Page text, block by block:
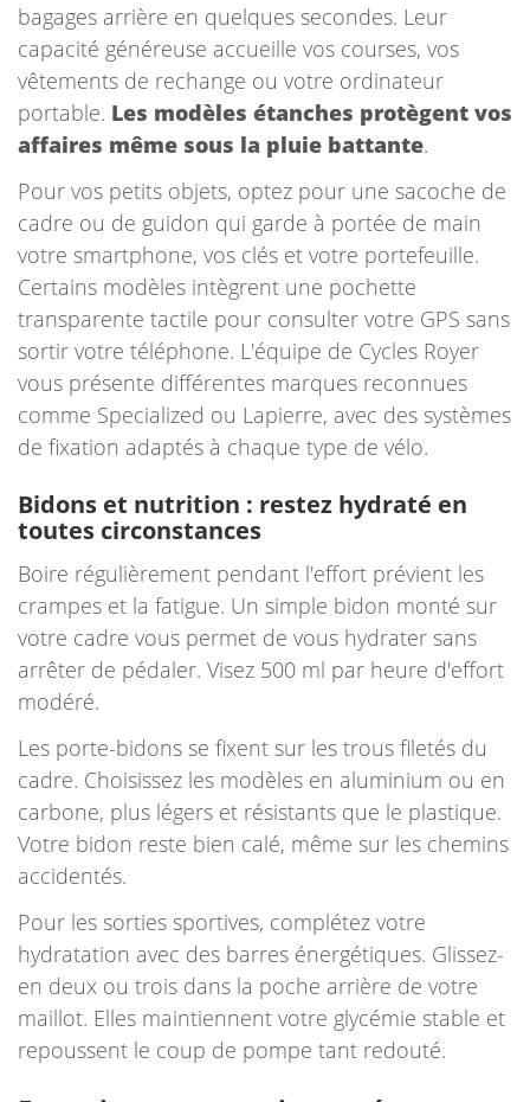
bagages arrière en quelques secondes. Leur
capacité généreuse accueille vos courses, vos
vêtements de rechange ou votre ordinateur
portable. Les modèles étanches protègent vos
affaires même sous la pluie battante.
Pour vos petits objets, optez pour une sacoche de
cadre ou de guidon qui garde à portée de main
votre smartphone, vos clés et votre portefeuille.
Certains modèles intègrent une pochette
transparente tactile pour consulter votre GPS sans
sortir votre téléphone. L'équipe de Cycles Royer
vous présente différentes marques reconnues
comme Specialized ou Lapierre, avec des systèmes
de fixation adaptés à chaque type de vélo.
Bidons et nutrition : restez hydraté en
toutes circonstances
Boire régulièrement pendant l'effort prévient les
crampes et la fatigue. Un simple bidon monté sur
votre cadre vous permet de vous hydrater sans
arrêter de pédaler. Visez 500 ml par heure d'effort
modéré.
Les porte-bidons se fixent sur les trous filetés du
cadre. Choisissez les modèles en aluminium ou en
carbone, plus légers et résistants que le plastique.
Votre bidon reste bien calé, même sur les chemins
accidentés.
Pour les sorties sportives, complétez votre
hydratation avec des barres énergétiques. Glissez-
en deux ou trois dans la poche arrière de votre
maillot. Elles maintiennent votre glycémie stable et
repoussent le coup de pompe tant redouté.